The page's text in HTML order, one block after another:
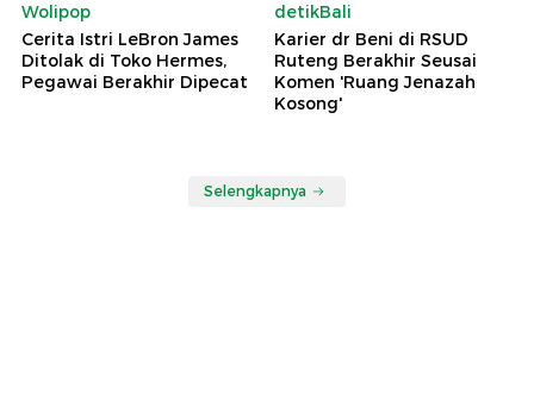
Wolipop
Cerita Istri LeBron James
Ditolak di Toko Hermes,
Pegawai Berakhir Dipecat
detikBali
Karier dr Beni di RSUD
Ruteng Berakhir Seusai
Komen 'Ruang Jenazah
Kosong'
Selengkapnya